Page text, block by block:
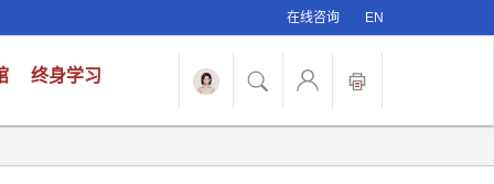
在线咨询 EN
终身学习